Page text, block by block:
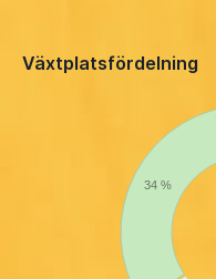
Växtplatsfördelning
34 %